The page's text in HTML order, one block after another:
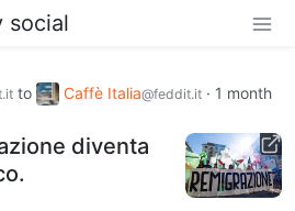
social
to Caffè Italia@feddit.it · 1 month
diventa